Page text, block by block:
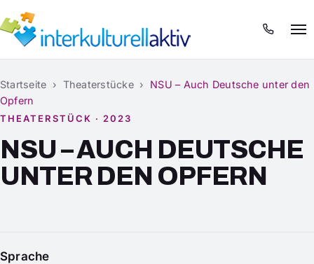
Startseite › Theaterstücke› NSU – Auch Deutsche unter den
Opfern
THEATERSTÜCK · 2023
NSU – AUCH DEUTSCHE
UNTER DEN OPFERN
Sprache